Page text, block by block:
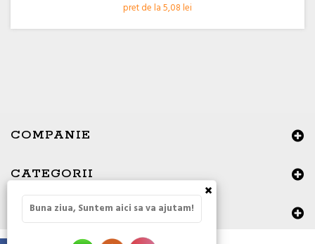
pret de la 5,08 lei
COMPANIE
CATEGORII
DATE DE CONTACT
×
Buna ziua, Suntem aici sa va ajutam!